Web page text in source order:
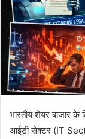
भारतीय शेयर बाजार के
आईटी सेक्टर (IT